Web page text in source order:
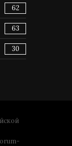
62
63
30